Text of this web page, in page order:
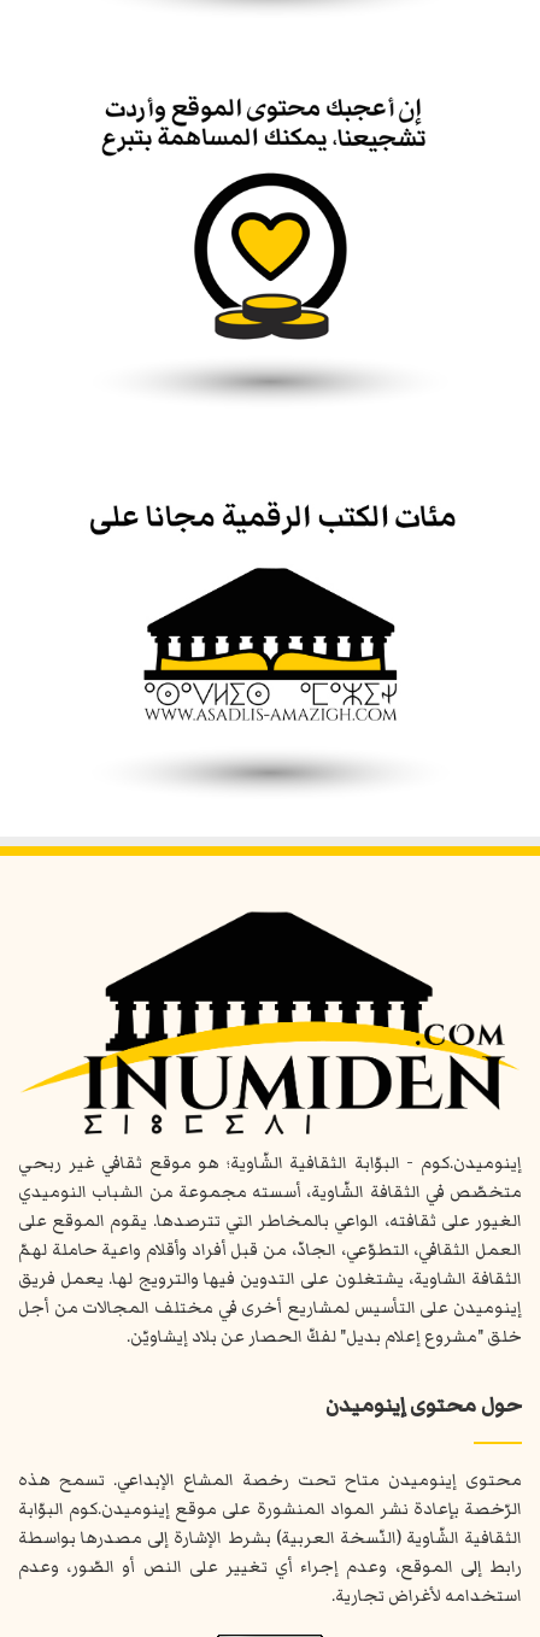
إينوميدن.كوم - البوّابة الثقافية الشّاوية؛ هو موقع ثقافي غير ربحي
متخصّص في الثقافة الشّاوية، أسسته مجموعة من الشباب النوميدي
الغيور على ثقافته، الواعي بالمخاطر التي تترصدها. يقوم الموقع على
العمل الثقافي، التطوّعي، الجادّ، من قبل أفراد وأقلام واعية حاملة لهمّ
الثقافة الشاوية، يشتغلون على التدوين فيها والترويج لها. يعمل فريق
إينوميدن على التأسيس لمشاريع أخرى في مختلف المجالات من أجل
خلق "مشروع إعلام بديل" لفكّ الحصار عن بلاد إيشاويّن.
حول محتوى إينوميدن
محتوى إينوميدن متاح تحت رخصة المشاع الإبداعي. تسمح هذه
الرّخصة بإعادة نشر المواد المنشورة على موقع إينوميدن.كوم البوّابة
الثقافية الشّاوية (النّسخة العربية) بشرط الإشارة إلى مصدرها بواسطة
رابط إلى الموقع، وعدم إجراء أي تغيير على النص أو الصّور، وعدم
استخدامه لأغراض تجارية.